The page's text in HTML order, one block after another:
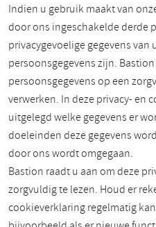
Indien u gebruik maakt van
door ons ingeschakelde derde
privacygevoelige gegevens van
persoonsgegevens zijn.
persoonsgegevens op een
verwerken. In deze privacy- en
uitgelegd welke gegevens er
doeleinden deze gegevens
door ons wordt omgegaan.
Bastion raadt u aan om deze
zorgvuldig te lezen. Houd er
cookieverklaring regelmatig